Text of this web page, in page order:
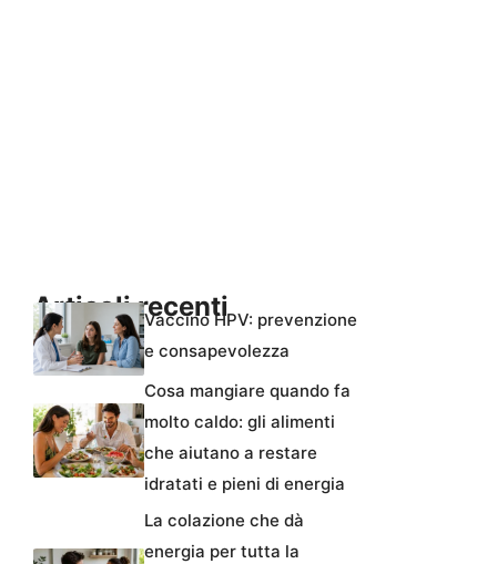
Articoli recentiVaccino HPV: prevenzione
e consapevolezza
Cosa mangiare quando fa
molto caldo: gli alimenti
che aiutano a restare
idratati e pieni di energia
La colazione che dà
energia per tutta la